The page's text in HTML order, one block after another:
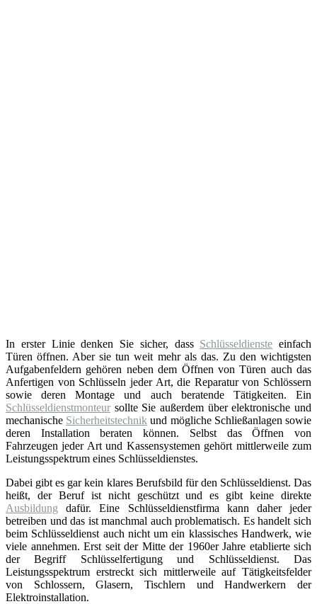
In erster Linie denken Sie sicher, dass Schlüsseldienste einfach
Türen öffnen. Aber sie tun weit mehr als das. Zu den wichtigsten
Aufgabenfeldern gehören neben dem Öffnen von Türen auch das
Anfertigen von Schlüsseln jeder Art, die Reparatur von Schlössern
sowie deren Montage und auch beratende Tätigkeiten. Ein
Schlüsseldienstmonteur sollte Sie außerdem über elektronische und
mechanische Sicherheitstechnik und mögliche Schließanlagen sowie
deren Installation beraten können. Selbst das Öffnen von
Fahrzeugen jeder Art und Kassensystemen gehört mittlerweile zum
Leistungsspektrum eines Schlüsseldienstes.
Dabei gibt es gar kein klares Berufsbild für den Schlüsseldienst. Das
heißt, der Beruf ist nicht geschützt und es gibt keine direkte
Ausbildung dafür. Eine Schlüsseldienstfirma kann daher jeder
betreiben und das ist manchmal auch problematisch. Es handelt sich
beim Schlüsseldienst auch nicht um ein klassisches Handwerk, wie
viele annehmen. Erst seit der Mitte der 1960er Jahre etablierte sich
der Begriff Schlüsselfertigung und Schlüsseldienst. Das
Leistungsspektrum erstreckt sich mittlerweile auf Tätigkeitsfelder
von Schlossern, Glasern, Tischlern und Handwerkern der
Elektroinstallation.